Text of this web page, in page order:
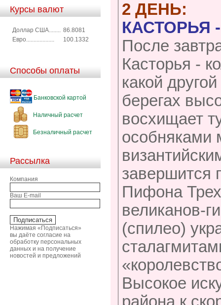
Курсы валют
Доллар США........ 86.8081
Евро...................
100.1332
Способы оплаты
Банковской картой
Наличный расчет
Безналичный расчет
Рассылка
Компания
Ваш E-mail
Нажимая «Подписаться»
вы даёте согласие на
обработку персональных
данных и на получение
новостей и предложений
2 ДЕНЬ:
КАСТОРЬЯ
После
Касторья -
какой
берегах
восхищает
особняками
завершится
Пифона
великанов-
(спилео)
Высокое